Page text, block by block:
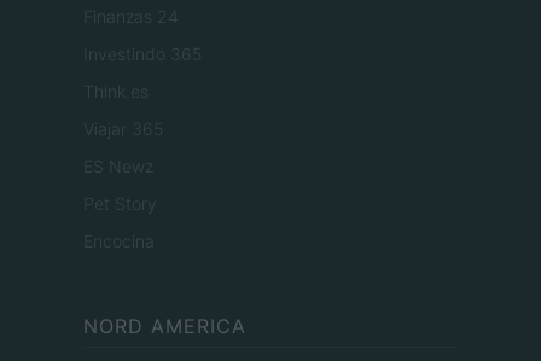
Finanzas 24
Investindo 365
Think.es
Viajar 365
ES Newz
Pet Story
Encocina
NORD AMERICA